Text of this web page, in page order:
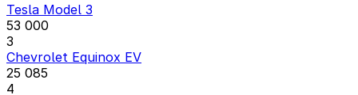
Tesla Model 3
53 000
3
Chevrolet Equinox EV
25 085
4